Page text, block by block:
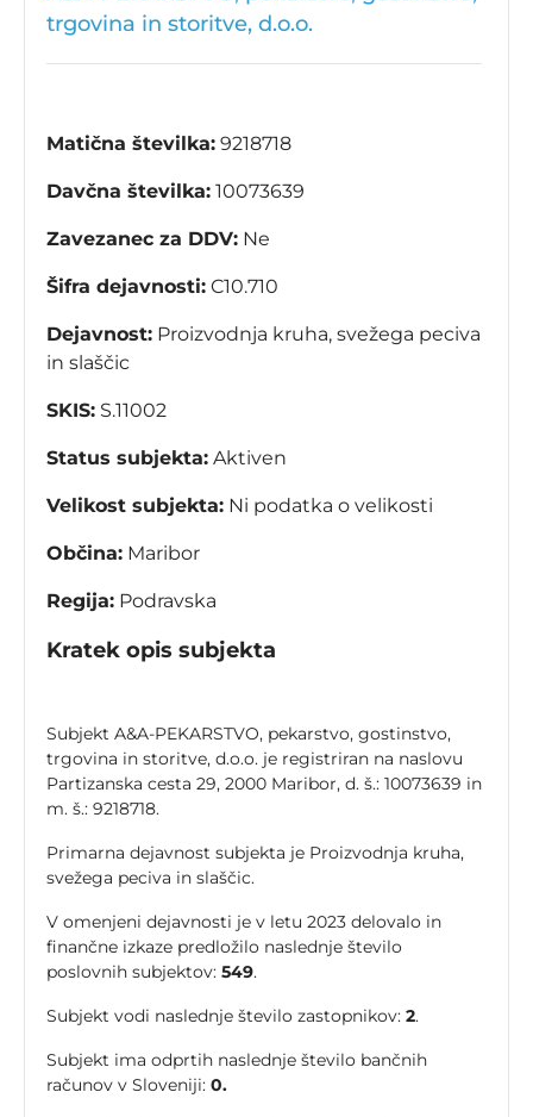
trgovina in storitve, d.o.o.
Matična številka: 9218718
Davčna številka: 10073639
Zavezanec za DDV: Ne
Šifra dejavnosti: C10.710
Dejavnost: Proizvodnja kruha, svežega peciva
in slaščic
SKIS: S.11002
Status subjekta: Aktiven
Velikost subjekta: Ni podatka o velikosti
Občina: Maribor
Regija: Podravska
Kratek opis subjekta
Subjekt A&A-PEKARSTVO, pekarstvo, gostinstvo,
trgovina in storitve, d.o.o. je registriran na naslovu
Partizanska cesta 29, 2000 Maribor, d. š.: 10073639 in
m. š.: 9218718.
Primarna dejavnost subjekta je Proizvodnja kruha,
svežega peciva in slaščic.
V omenjeni dejavnosti je v letu 2023 delovalo in
finančne izkaze predložilo naslednje število
poslovnih subjektov: 549.
Subjekt vodi naslednje število zastopnikov: 2.
Subjekt ima odprtih naslednje število bančnih
računov v Sloveniji: 0.